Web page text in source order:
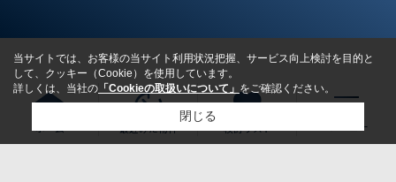
ホーム 最近みた物件 検討リスト
当サイトでは、お客様の当サイト利用状況把握、サービス向上検討を目的と
して、クッキー（Cookie）を使用しています。
詳しくは、当社の 「Cookieの取扱いについて」 をご確認ください。
閉じる